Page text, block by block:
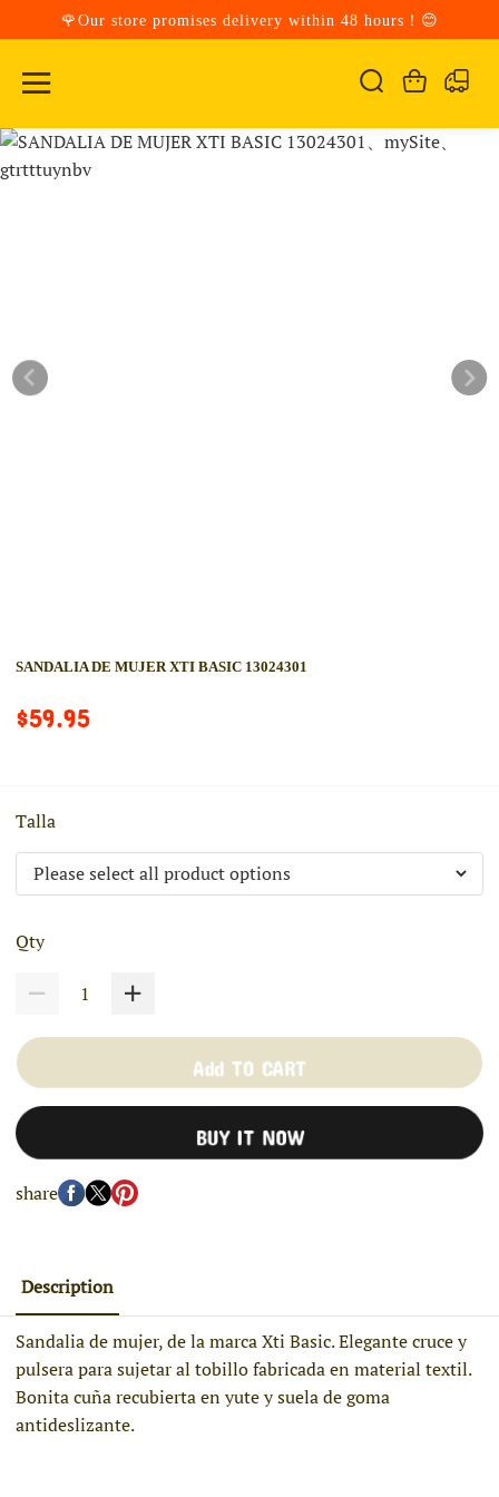
🌹Our store promises delivery within 48 hours！😊
SANDALIA DE MUJER XTI BASIC 13024301
$59.95
Talla
Qty
Add TO CART
BUY IT NOW
share
Description
Sandalia de mujer, de la marca Xti Basic. Elegante cruce y
pulsera para sujetar al tobillo fabricada en material textil.
Bonita cuña recubierta en yute y suela de goma
antideslizante.